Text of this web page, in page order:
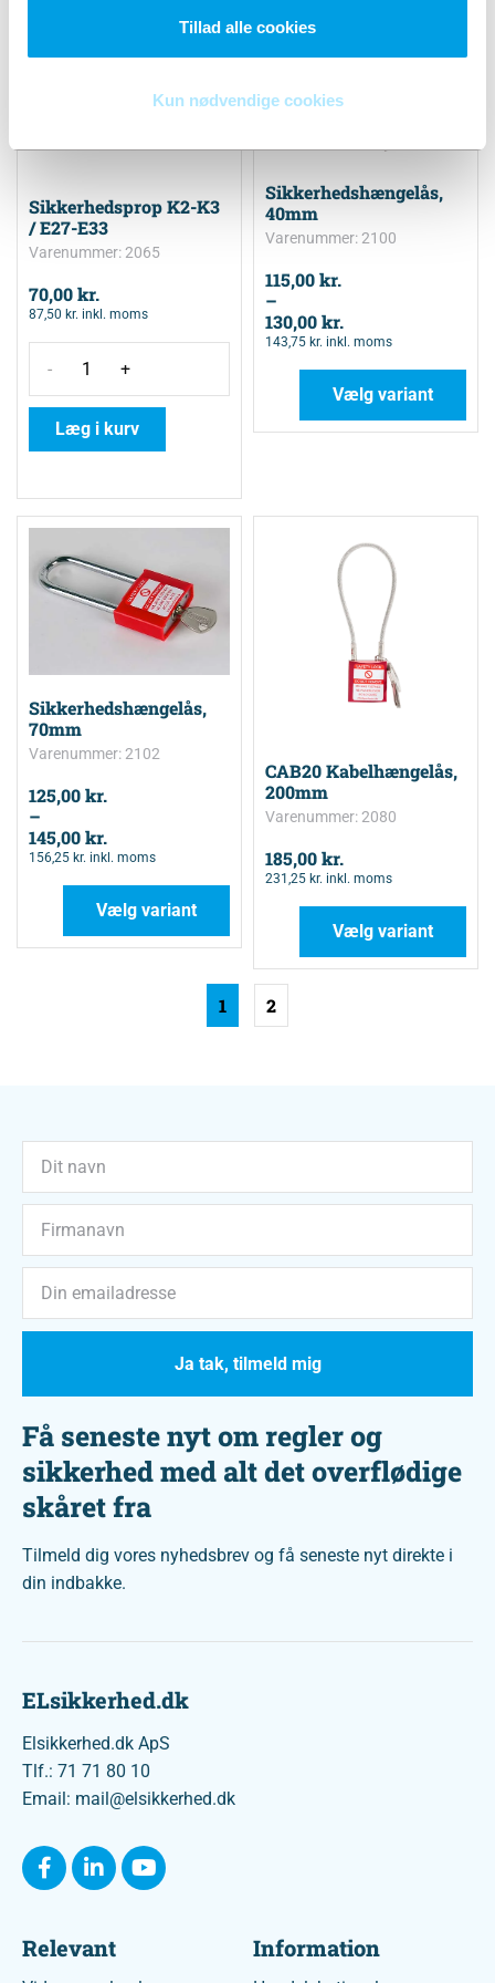
Tillad alle cookies
Kun nødvendige cookies
Sikkerhedsprop K2-K3
/ E27-E33
Varenummer: 2065
70,00kr.
87,50 kr. inkl. moms
- +
Læg i kurv
Sikkerhedshængelås,
40mm
Varenummer: 2100
115,00kr.
–
130,00kr.
143,75 kr. inkl. moms
Vælg variant
Sikkerhedshængelås,
70mm
Varenummer: 2102
125,00kr.
–
145,00kr.
156,25 kr. inkl. moms
Vælg variant
CAB20 Kabelhængelås,
200mm
Varenummer: 2080
185,00kr.
231,25 kr. inkl. moms
Vælg variant
1 2
Få seneste nyt om regler og
sikkerhed med alt det overflødige
skåret fra
Tilmeld dig vores nyhedsbrev og få seneste nyt direkte i
din indbakke.
Ja tak, tilmeld mig
ELsikkerhed.dk
Elsikkerhed.dk ApS
Tlf.: 71 71 80 10
Email: mail@elsikkerhed.dk
Relevant Information